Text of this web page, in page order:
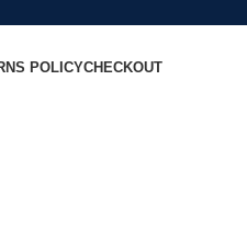
POLICYCHECKOUT